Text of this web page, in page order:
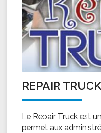
REPAIR TRUCK
Le Repair Truck est
permet aux